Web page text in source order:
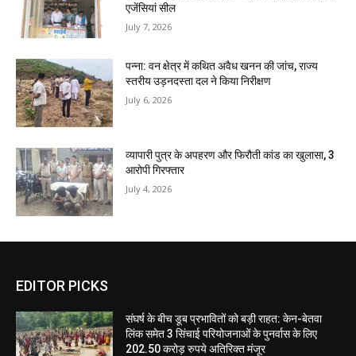
एजेंसियां सील
July 7, 2026
पन्ना: वन क्षेत्र में कथित अवैध खनन की जांच, राज्य
स्तरीय उड़नदस्ता दल ने किया निरीक्षण
July 6, 2026
व्यापारी पुत्र के अपहरण और फिरौती कांड का खुलासा, 3
आरोपी गिरफ्तार
July 4, 2026
EDITOR PICKS
संघर्ष के बीच डूब प्रभावितों को बड़ी राहत: केन-बेतवा
लिंक समेत 3 सिंचाई परियोजनाओं के पुनर्वास के लिए
202.50 करोड़ रुपये अतिरिक्त मंजूर